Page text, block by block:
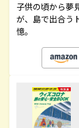
子供の頃から夢
が、島で出合う
憶。